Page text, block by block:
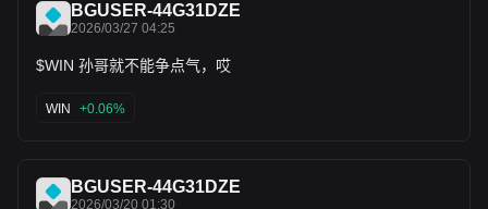
BGUSER-44G31DZE
2026/03/27 04:25
$WIN 孙哥就不能争点气，哎
WIN +0.06%
BGUSER-44G31DZE
2026/03/20 01:30